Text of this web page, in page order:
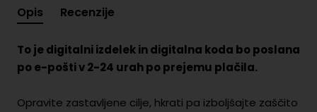
Opis Recenzije
To je digitalni izdelek in digitalna koda bo poslana
po e-pošti v 2-24 urah po prejemu plačila.
Opravite zastavljene cilje, hkrati pa izboljšajte zaščito